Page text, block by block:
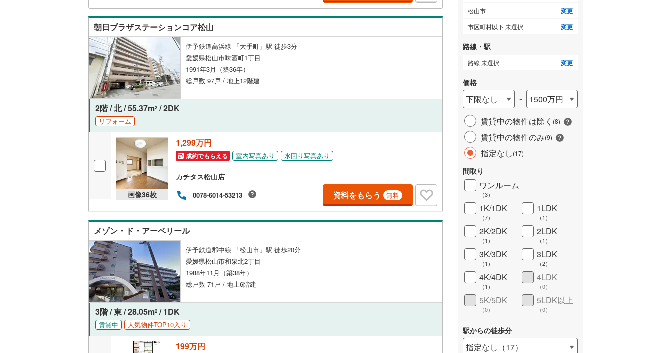
朝日プラザステーションコア松山
伊予鉄道高浜線 「大手町」駅 徒歩3分
愛媛県松山市味酒町1丁目
1991年3月（築36年）
総戸数 97戸 / 地上12階建
2階 / 北 / 55.37m2 / 2DK
リフォーム
画像36枚
1,299万円
成約でもらえる 室内写真あり 水回り写真あり
カチタス松山店
0078-6014-53213 資料をもらう 無料
メゾン・ド・アーベリール
伊予鉄道郡中線 「松山市」駅 徒歩20分
愛媛県松山市和泉北2丁目
1988年11月（築38年）
総戸数 71戸 / 地上6階建
3階 / 東 / 28.05m2 / 1DK
賃貸中 人気物件TOP10入り
199万円
松山市 変更
市区町村以下 未選択 変更
路線・駅
路線 未選択 変更
価格
下限なし ~
1500万円
賃貸中の物件は除く (8)
賃貸中の物件のみ(9)
指定なし(17)
間取り
ワンルーム
（3）
1K/1DK
（7）
1LDK
（1 ）
2K/2DK
（1 ）
2LDK
（1 ）
3K/3DK
（1 ）
3LDK
（2）
4K/4DK
（1 ）
4LDK
（0）
5K/5DK
（0）
5LDK以上
（0）
駅からの徒歩分
指定なし （17）
LD
リビングダイニング15畳以上
（0）
キッチン
浴室乾燥機あり（0） 浴室に窓あり
バルコニー、庭
ルーフバルコニー（ 専用庭（0） ワイドバルコニー
収納
ウォークインクローゼット
（0）
販売、価格、契約、入居関連など
オンライン対応
オンライン内見(相談)可